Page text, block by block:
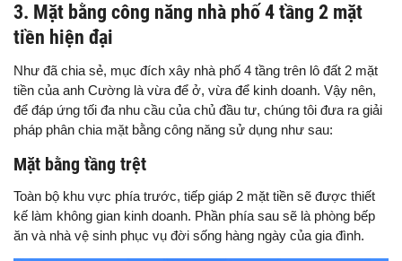
3. Mặt bằng công năng nhà phố 4 tầng 2 mặt
tiền hiện đại
Như đã chia sẻ, mục đích xây nhà phố 4 tầng trên lô đất 2 mặt
tiền của anh Cường là vừa để ở, vừa để kinh doanh. Vậy nên,
để đáp ứng tối đa nhu cầu của chủ đầu tư, chúng tôi đưa ra giải
pháp phân chia mặt bằng công năng sử dụng như sau:
Mặt bằng tầng trệt
Toàn bộ khu vực phía trước, tiếp giáp 2 mặt tiền sẽ được thiết
kế làm không gian kinh doanh. Phần phía sau sẽ là phòng bếp
ăn và nhà vệ sinh phục vụ đời sống hàng ngày của gia đình.